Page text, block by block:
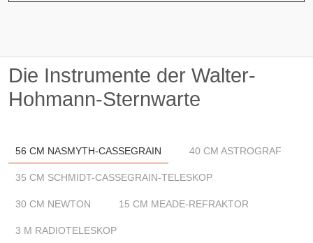
Die Instrumente der Walter-
Hohmann-Sternwarte
56 CM NASMYTH-CASSEGRAIN 40 CM ASTROGRAF
35 CM SCHMIDT-CASSEGRAIN-TELESKOP
30 CM NEWTON 15 CM MEADE-REFRAKTOR
3 M RADIOTELESKOP